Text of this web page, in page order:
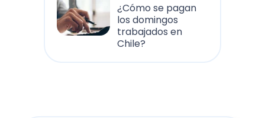
¿Cómo se pagan
los domingos
trabajados en
Chile?